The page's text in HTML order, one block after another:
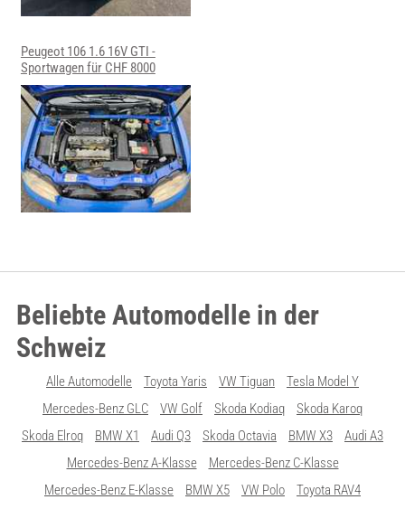
Peugeot 106 1.6 16V GTI -
Sportwagen für CHF 8000
Beliebte Automodelle in der
Schweiz
Alle Automodelle Toyota Yaris VW Tiguan
Tesla Model Y
Mercedes-Benz GLC
VW Golf Skoda Kodiaq
Skoda Karoq
Skoda Elroq
BMW X1 Audi Q3 Skoda Octavia BMW X3
Audi A3
Mercedes-Benz A-Klasse
Mercedes-Benz C-Klasse
Mercedes-Benz E-Klasse
BMW X5 VW Polo Toyota RAV4